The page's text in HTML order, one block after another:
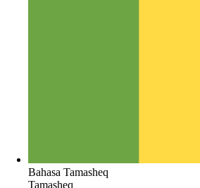
Bahasa Tamasheq
Tamasheq